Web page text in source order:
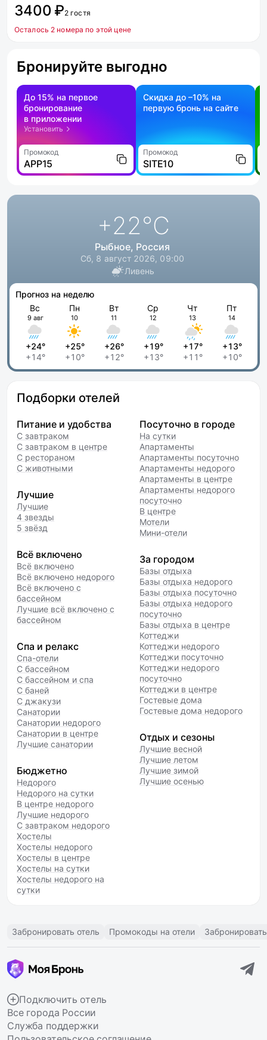
3400 ₽2 гостя
Осталось 2 номера по этой цене
Бронируйте выгодно
До 15% на первое
бронирование
в приложении
Установить
Промокод
APP15
Скидка до –10% на
первую бронь на сайте
Промокод
SITE10
+22°C
Рыбное, Россия
Сб, 8 август 2026, 09:00
Ливень
Прогноз на неделю
Вс
9 авг
+24°
+14°
Пн
10
+25°
+10°
Вт
11
+26°
+12°
Ср
12
+19°
+13°
Чт
13
+17°
+11°
Пт
14
+13°
+10°
Подборки отелей
Питание и удобства
С завтраком
С завтраком в центре
С рестораном
С животными
Лучшие
Лучшие
4 звезды
5 звёзд
Всё включено
Всё включено
Всё включено недорого
Всё включено с
бассейном
Лучшие всё включено с
бассейном
Спа и релакс
Спа-отели
С бассейном
С бассейном и спа
С баней
С джакузи
Санатории
Санатории недорого
Санатории в центре
Лучшие санатории
Бюджетно
Недорого
Недорого на сутки
В центре недорого
Лучшие недорого
С завтраком недорого
Хостелы
Хостелы недорого
Хостелы в центре
Хостелы на сутки
Хостелы недорого на
сутки
Посуточно в городе
На сутки
Апартаменты
Апартаменты посуточно
Апартаменты недорого
Апартаменты в центре
Апартаменты недорого
посуточно
В центре
Мотели
Мини-отели
За городом
Базы отдыха
Базы отдыха недорого
Базы отдыха посуточно
Базы отдыха недорого
посуточно
Базы отдыха в центре
Коттеджи
Коттеджи недорого
Коттеджи посуточно
Коттеджи недорого
посуточно
Коттеджи в центре
Гостевые дома
Гостевые дома недорого
Отдых и сезоны
Лучшие весной
Лучшие летом
Лучшие зимой
Лучшие осенью
Забронировать отель Промокоды на отели
Подключить отель
Все города России
Служба поддержки